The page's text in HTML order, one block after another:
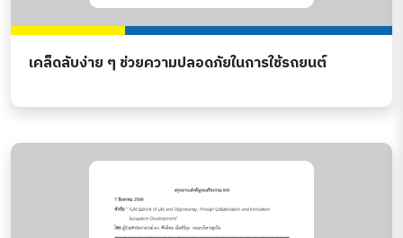
เคล็ดลับง่าย ๆ ช่วยความปลอดภัยในการใช้รถยนต์